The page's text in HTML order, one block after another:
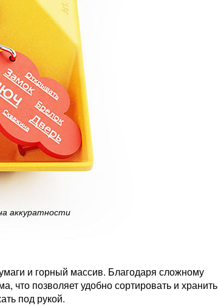
аккуратности
и горный массив. Благодаря сложному
что позволяет удобно сортировать и хранить
под рукой.